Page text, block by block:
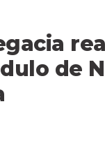
de